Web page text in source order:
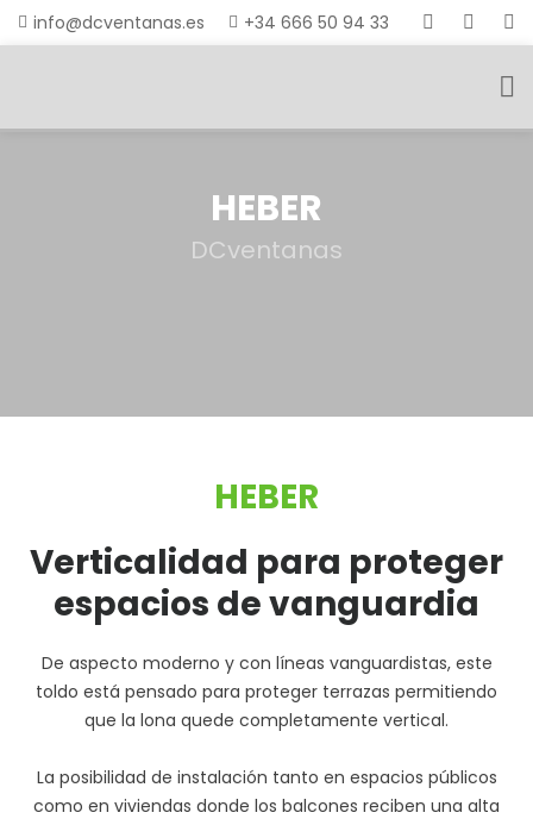
info@dcventanas.es +34 666 50 94 33
HEBER
DCventanas
HEBER
Verticalidad para proteger
espacios de vanguardia
De aspecto moderno y con líneas vanguardistas, este
toldo está pensado para proteger terrazas permitiendo
que la lona quede completamente vertical.
La posibilidad de instalación tanto en espacios públicos
como en viviendas donde los balcones reciben una alta